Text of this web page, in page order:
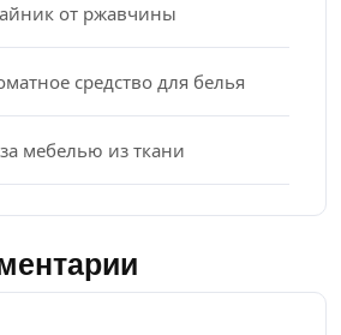
от ржавчины
средство для белья
мебелью из ткани